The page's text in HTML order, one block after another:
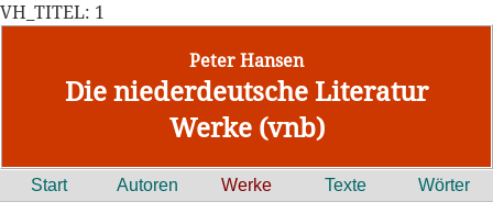
VH_TITEL: 1
Peter Hansen
Die niederdeutsche Literatur
Werke (vnb)
Start Autoren Werke Texte Wörter